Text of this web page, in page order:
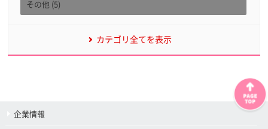
その他 (5)
カテゴリ全てを表示
企業情報